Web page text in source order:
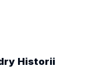
Historii